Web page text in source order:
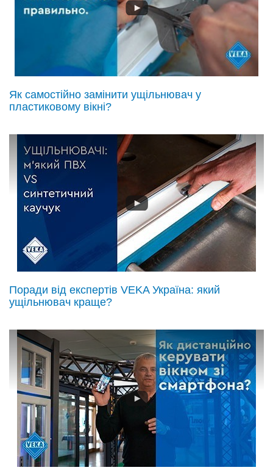
Як самостійно замінити ущільнювач у
пластиковому вікні?
Поради від експертів VEKA Україна: який
ущільнювач краще?